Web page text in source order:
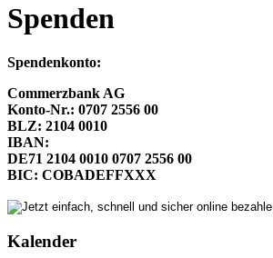
Spenden
Spendenkonto:
Commerzbank AG
Konto-Nr.: 0707 2556 00
BLZ: 2104 0010
IBAN:
DE71 2104 0010 0707 2556 00
BIC: COBADEFFXXX
Kalender